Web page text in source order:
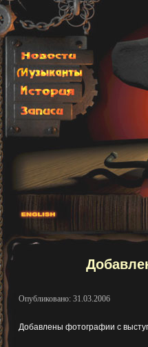
Опубликовано: 31.03.2006
Добавлены фотографии с